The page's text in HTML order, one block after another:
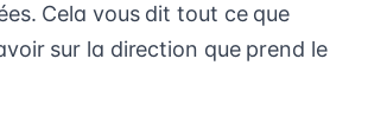
Cela vous dit tout ce que
sur la direction que prend le